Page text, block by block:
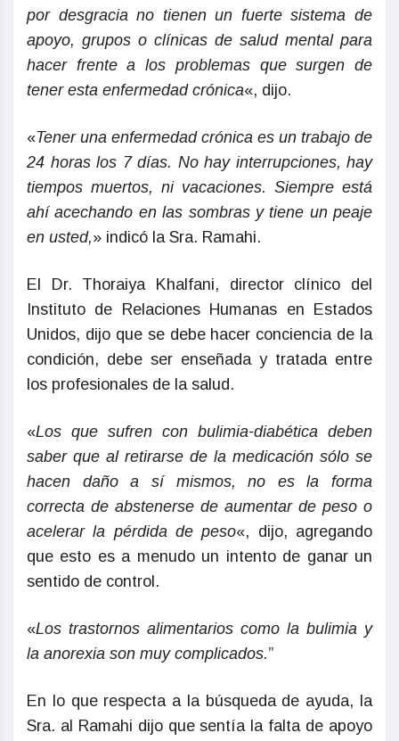
por desgracia no tienen un fuerte sistema de
apoyo, grupos o clínicas de salud mental para
hacer frente a los problemas que surgen de
tener esta enfermedad crónica«, dijo.
«Tener una enfermedad crónica es un trabajo de
24 horas los 7 días. No hay interrupciones, hay
tiempos muertos, ni vacaciones. Siempre está
ahí acechando en las sombras y tiene un peaje
en usted,» indicó la Sra. Ramahi.
El Dr. Thoraiya Khalfani, director clínico del
Instituto de Relaciones Humanas en Estados
Unidos, dijo que se debe hacer conciencia de la
condición, debe ser enseñada y tratada entre
los profesionales de la salud.
«Los que sufren con bulimia-diabética deben
saber que al retirarse de la medicación sólo se
hacen daño a sí mismos, no es la forma
correcta de abstenerse de aumentar de peso o
acelerar la pérdida de peso«, dijo, agregando
que esto es a menudo un intento de ganar un
sentido de control.
«Los trastornos alimentarios como la bulimia y
la anorexia son muy complicados.”
En lo que respecta a la búsqueda de ayuda, la
Sra. al Ramahi dijo que sentía la falta de apoyo